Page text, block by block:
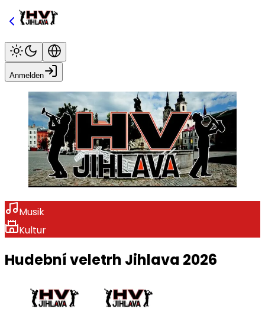
Anmelden
Musik
Kultur
Hudební veletrh Jihlava 2026